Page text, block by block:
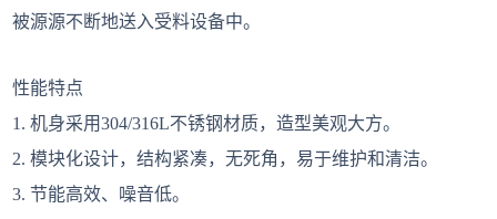
被源源不断地送入受料设备中。
性能特点
1. 机身采用304/316L不锈钢材质，造型美观大方。
2. 模块化设计，结构紧凑，无死角，易于维护和清洁。
3. 节能高效、噪音低。